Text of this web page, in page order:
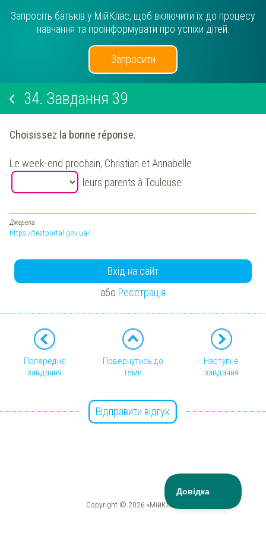
Запросіть батьків у МійКлас, щоб включити їх до процесу
навчання та проінформувати про успіхи дітей.
Запросити
34. Завдання 39
Choisissez la bonne réponse.
Le week-end prochain, Christian et Annabelle
leurs parents à Toulouse.
Джерела:
https://testportal.gov.ua/
Вхід на сайт
або Реєстрація
Попереднє
завдання
Повернутись до
теми
Наступне
завдання
Відправити відгук
Copyright © 2026 «МійКлас»